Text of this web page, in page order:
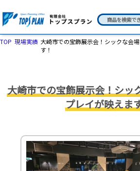
TOP 現場実績 大崎市での宝飾展示会！シックな会
す！
大崎市での宝飾展示会！シッ
プレイが映えま